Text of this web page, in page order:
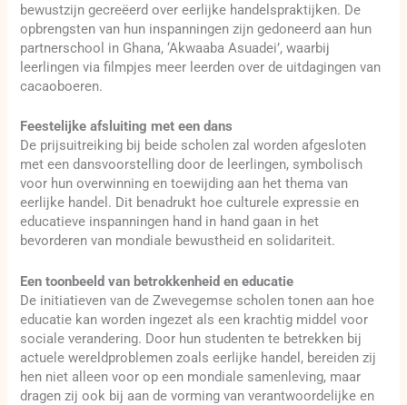
bewustzijn gecreëerd over eerlijke handelspraktijken. De
opbrengsten van hun inspanningen zijn gedoneerd aan hun
partnerschool in Ghana, ‘Akwaaba Asuadei’, waarbij
leerlingen via filmpjes meer leerden over de uitdagingen van
cacaoboeren.
Feestelijke afsluiting met een dans
De prijsuitreiking bij beide scholen zal worden afgesloten
met een dansvoorstelling door de leerlingen, symbolisch
voor hun overwinning en toewijding aan het thema van
eerlijke handel. Dit benadrukt hoe culturele expressie en
educatieve inspanningen hand in hand gaan in het
bevorderen van mondiale bewustheid en solidariteit.
Een toonbeeld van betrokkenheid en educatie
De initiatieven van de Zwevegemse scholen tonen aan hoe
educatie kan worden ingezet als een krachtig middel voor
sociale verandering. Door hun studenten te betrekken bij
actuele wereldproblemen zoals eerlijke handel, bereiden zij
hen niet alleen voor op een mondiale samenleving, maar
dragen zij ook bij aan de vorming van verantwoordelijke en